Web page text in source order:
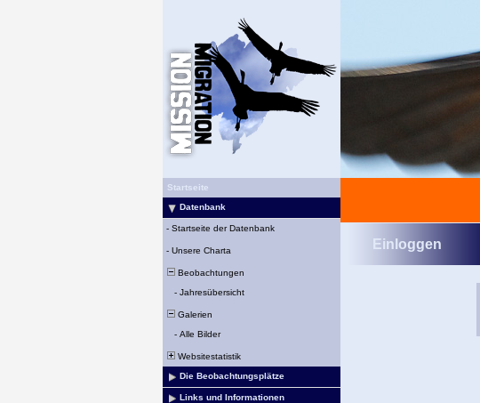
Startseite
Datenbank
- Startseite der Datenbank
- Unsere Charta
Beobachtungen
- Jahresübersicht
Galerien
- Alle Bilder
Websitestatistik
Die Beobachtungsplätze
Links und Informationen
Einloggen